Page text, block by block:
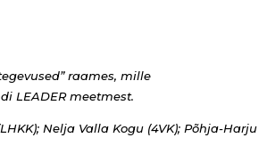
raames, mille
LEADER meetmest.
Nelja Valla Kogu (4VK); Põhja-Harju